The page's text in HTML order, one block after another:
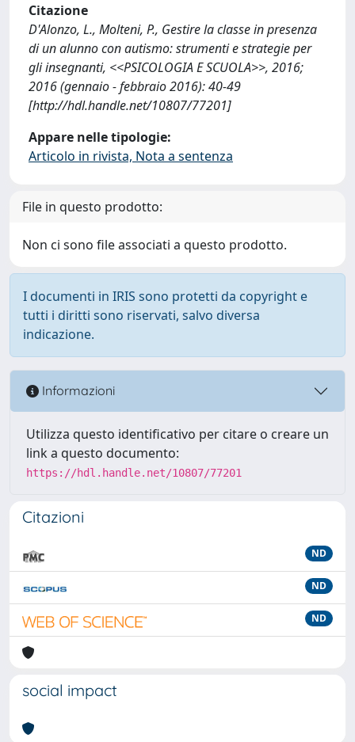
Citazione
D'Alonzo, L., Molteni, P., Gestire la classe in presenza
di un alunno con autismo: strumenti e strategie per
gli insegnanti, <<PSICOLOGIA E SCUOLA>>, 2016;
2016 (gennaio - febbraio 2016): 40-49
[http://hdl.handle.net/10807/77201]
Appare nelle tipologie:
Articolo in rivista, Nota a sentenza
File in questo prodotto:
Non ci sono file associati a questo prodotto.
I documenti in IRIS sono protetti da copyright e
tutti i diritti sono riservati, salvo diversa
indicazione.
Informazioni
Utilizza questo identificativo per citare o creare un
link a questo documento:
https://hdl.handle.net/10807/77201
Citazioni
ND
ND
ND
social impact